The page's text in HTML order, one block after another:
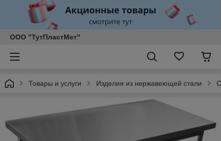
ООО "ТутПластМет"
Товары и услуги Изделия из нержавеющей стали